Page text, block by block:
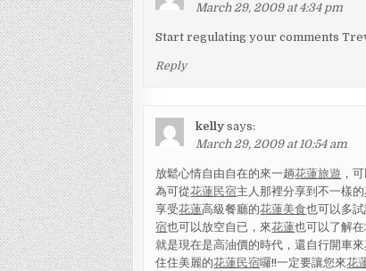
March 29, 2009 at 4:34 pm
Start regulating your comments
Reply
kelly says:
March 29, 2009 at 10:54 am
放鬆心情自由自在的來一趟花蓮旅遊 ，
為可從花蓮民宿主人那裡分享到不一樣的
享受花蓮高級餐廳的花蓮美食也可以多
宿也可以放空自已，來花蓮也可以了解
就是現在是高油價的時代，還自行開車來
住住美麗的花蓮民宿囉!!一定要讓您來花